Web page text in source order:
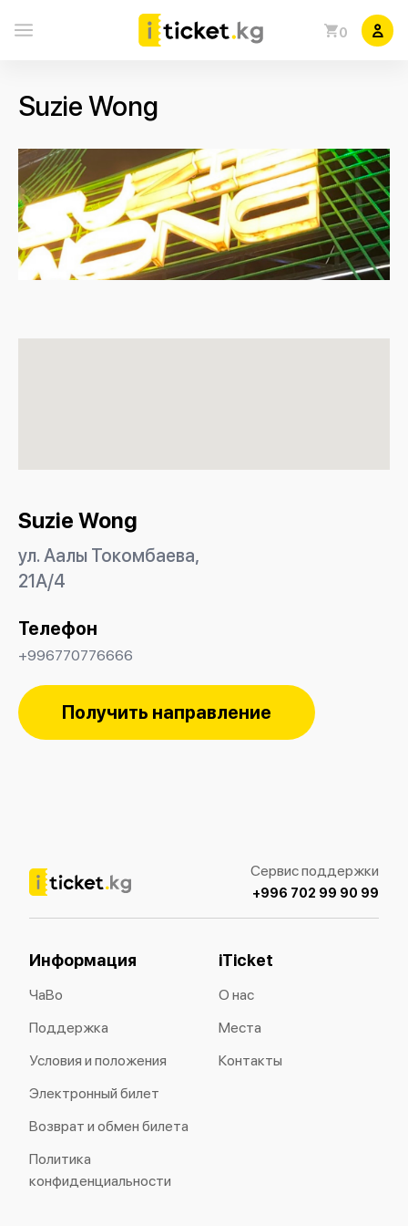
0
Suzie Wong
Suzie Wong
ул. Аалы Токомбаева,
21А/4
Телефон
+996770776666
Получить направление
Сервис поддержки
+996 702 99 90 99
Информация
ЧаВо
Поддержка
Условия и положения
Электронный билет
Возврат и обмен билета
Политика
конфиденциальности
iTicket
О нас
Места
Контакты